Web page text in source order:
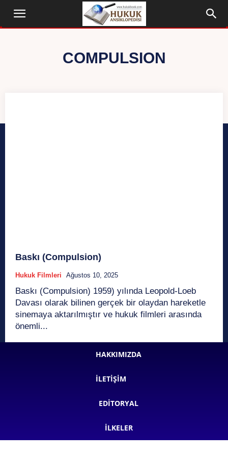
COMPULSION
Baskı (Compulsion)
Hukuk Filmleri Ağustos 10, 2025
Baskı (Compulsion) 1959) yılında Leopold-Loeb
Davası olarak bilinen gerçek bir olaydan hareketle
sinemaya aktarılmıştır ve hukuk filmleri arasında
önemli...
HAKKIMIZDA
İLETIŞIM
EDITORYAL
İLKELER